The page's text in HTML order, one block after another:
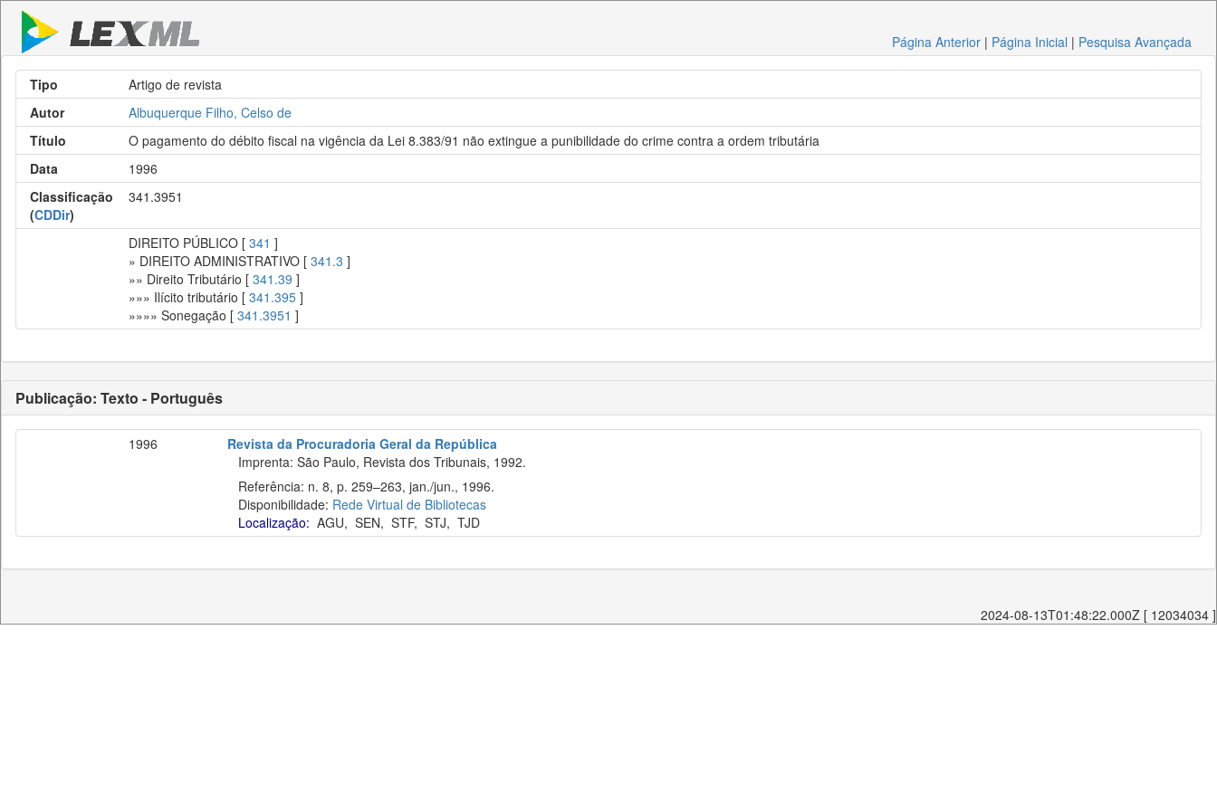
Página Anterior | Página Inicial | Pesquisa Avançada
Tipo
Artigo de revista
Autor
Albuquerque Filho, Celso de
Título
O pagamento do débito fiscal na vigência da Lei 8.383/91 não extingue a punibilidade do crime contra a ordem tributária
Data
1996
Classificação
(CDDir)
341.3951
DIREITO PÚBLICO [ 341 ]
» DIREITO ADMINISTRATIVO [ 341.3 ]
»» Direito Tributário [ 341.39 ]
»»» Ilícito tributário [ 341.395 ]
»»»» Sonegação [ 341.3951 ]
Publicação: Texto - Português
1996
Revista da Procuradoria Geral da República
Imprenta: São Paulo, Revista dos Tribunais, 1992.
Referência: n. 8, p. 259–263, jan./jun., 1996.
Disponibilidade: Rede Virtual de Bibliotecas
Localização: AGU, SEN, STF, STJ, TJD
2024-08-13T01:48:22.000Z [ 12034034 ]